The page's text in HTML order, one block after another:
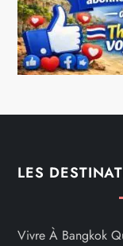
LES
Vivre À Bangkok